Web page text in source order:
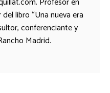
libro “Una nueva era
conferenciante y
Madrid.